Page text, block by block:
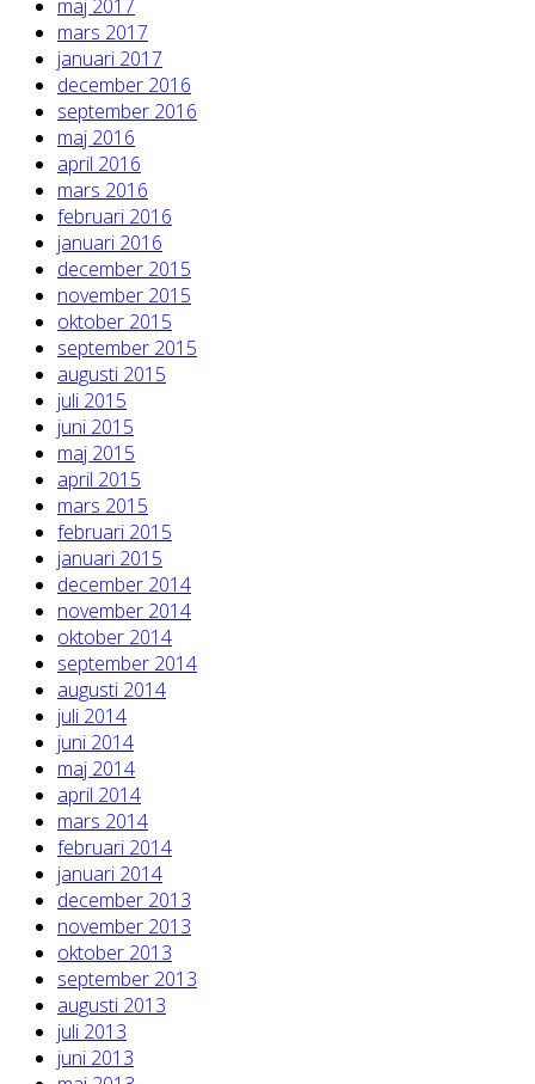
maj 2017
mars 2017
januari 2017
december 2016
september 2016
maj 2016
april 2016
mars 2016
februari 2016
januari 2016
december 2015
november 2015
oktober 2015
september 2015
augusti 2015
juli 2015
juni 2015
maj 2015
april 2015
mars 2015
februari 2015
januari 2015
december 2014
november 2014
oktober 2014
september 2014
augusti 2014
juli 2014
juni 2014
maj 2014
april 2014
mars 2014
februari 2014
januari 2014
december 2013
november 2013
oktober 2013
september 2013
augusti 2013
juli 2013
juni 2013